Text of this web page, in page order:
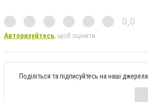
0,0
Авторизуйтесь, щоб оцінити
Поділіться та підписуйтесь на наші джерела